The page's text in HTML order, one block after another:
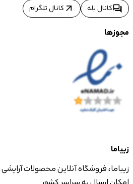
forumکانال بله arrow_outward کانال تلگرام
مجوزها
زیباما
زیباما، فروشگاه آنلاین محصولات